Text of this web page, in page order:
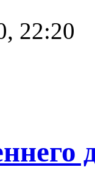
22:20